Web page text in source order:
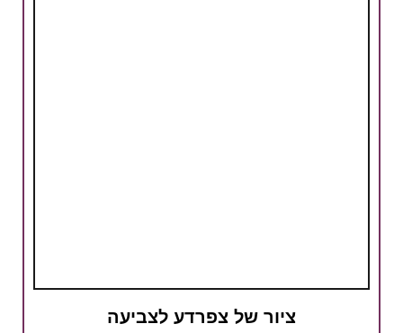
ציור של צפרדע לצביעה